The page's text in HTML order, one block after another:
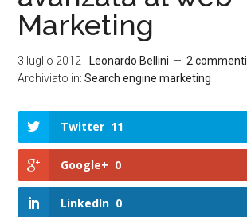
Marketing
3 luglio 2012 - Leonardo Bellini
2 commenti
Archiviato in:Search engine marketing
Twitter 11
Google+ 0
LinkedIn 0